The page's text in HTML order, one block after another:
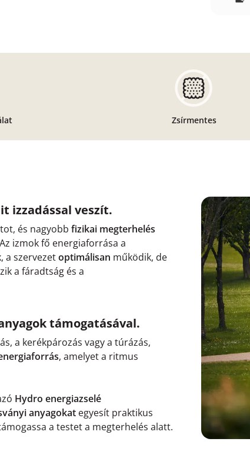
Zsírmentes
izzadással veszít.
és nagyobb fizikai megterhelés
izmok fő energiaforrása a
a szervezetoptimálisan működik, de
a fáradtság és a
támogatásával.
a kerékpározás vagy a túrázás,
, amelyet a ritmus
Hydro energiazselé
anyagokat egyesít praktikus
a testet a megterhelés alatt.